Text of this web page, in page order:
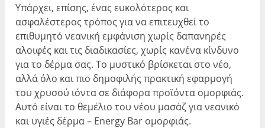
Υπάρχει, επίσης, ένας ευκολότερος και
ασφαλέστερος τρόπος για να επιτευχθεί το
επιθυμητό νεανική εμφάνιση χωρίς δαπανηρές
αλοιφές και τις διαδικασίες, χωρίς κανένα κίνδυνο
για το δέρμα σας. Το μυστικό βρίσκεται στο νέο,
αλλά όλο και πιο δημοφιλής πρακτική εφαρμογή
του χρυσού ιόντα σε διάφορα προϊόντα ομορφιάς.
Αυτό είναι το θεμέλιο του νέου μασάζ για νεανικό
και υγιές δέρμα – Energy Bar ομορφιάς.